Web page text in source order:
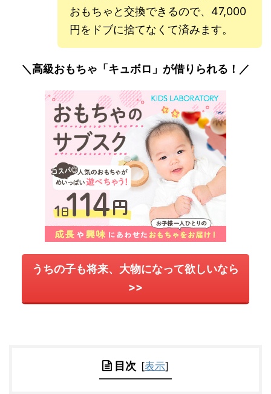
おもちゃと交換できるので、47,000
円をドブに捨てなくて済みます。
＼高級おもちゃ「キュボロ」が借りられる！／
うちの子も将来、大物になって欲しいなら
>>
目次 [表示]